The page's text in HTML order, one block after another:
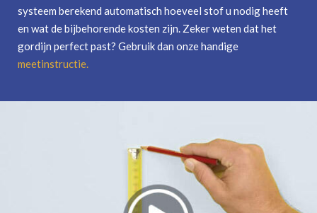
systeem berekend automatisch hoeveel stof u nodig heeft
en wat de bijbehorende kosten zijn. Zeker weten dat het
gordijn perfect past? Gebruik dan onze handige
meetinstructie.